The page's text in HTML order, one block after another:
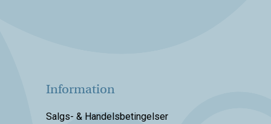
Information
Salgs- & Handelsbetingelser